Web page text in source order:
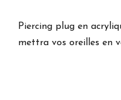
Piercing plug en
mettra vos oreilles en